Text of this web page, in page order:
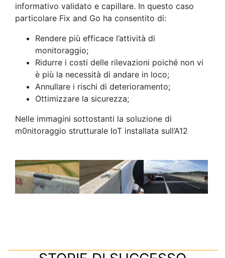
informativo validato e capillare. In questo caso
particolare Fix and Go ha consentito di:
Rendere più efficace l’attività di
monitoraggio;
Ridurre i costi delle rilevazioni poiché non vi
è più la necessità di andare in loco;
Annullare i rischi di deterioramento;
Ottimizzare la sicurezza;
Nelle immagini sottostanti la soluzione di
m0nitoraggio strutturale IoT installata sull’A12